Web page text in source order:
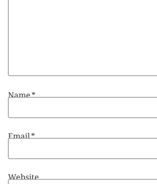
Name*
Email*
Website